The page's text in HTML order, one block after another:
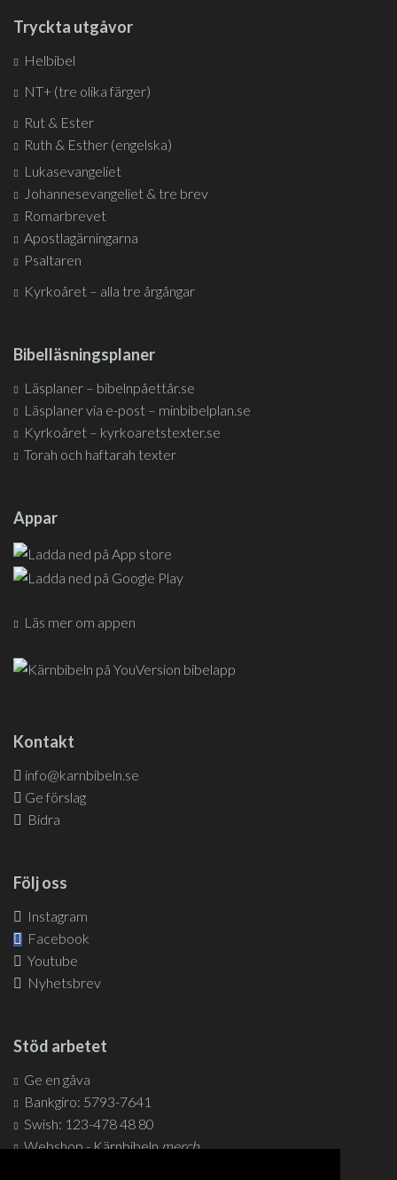
Tryckta utgåvor
Helbibel
NT+ (tre olika färger)
Rut & Ester
Ruth & Esther (engelska)
Lukasevangeliet
Johannesevangeliet & tre brev
Romarbrevet
Apostlagärningarna
Psaltaren
Kyrkoåret – alla tre årgångar
Bibelläsningsplaner
Läsplaner – bibelnpåettår.se
Läsplaner via e-post – minbibelplan.se
Kyrkoåret – kyrkoaretstexter.se
Torah och haftarah texter
Appar
Läs mer om appen
Kontakt
info@karnbibeln.se
Ge förslag
Bidra
Följ oss
Instagram
Facebook
Youtube
Nyhetsbrev
Stöd arbetet
Ge en gåva
Bankgiro: 5793-7641
Swish: 123-478 48 80
Webshop - Kärnbibelnmerch